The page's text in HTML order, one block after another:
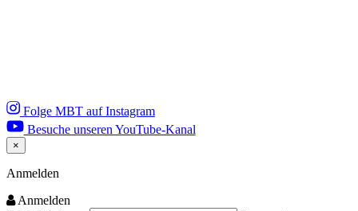
Folge MBT auf Instagram
Besuche unseren YouTube-Kanal
×
Close
Anmelden
Anmelden